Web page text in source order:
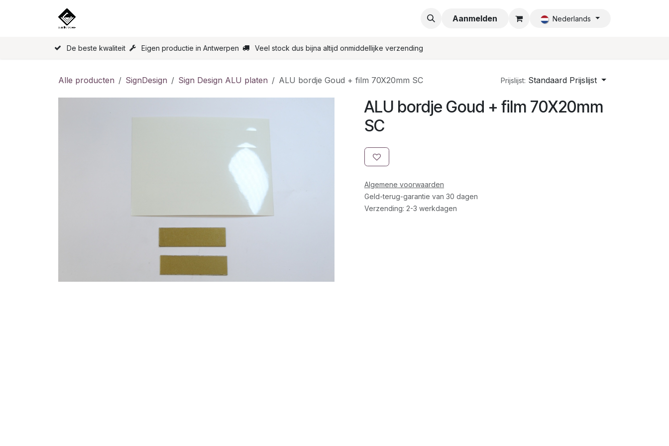
Startpagina Aanmelden Nederlands
De beste kwaliteit Eigen productie in Antwerpen Veel stock dus bijna altijd onmiddellijke verzending
Alle producten SignDesign Sign Design ALU platen ALU bordje Goud + film 70X20mm SC Prijslijst: Standaard Prijslijst
ALU bordje Goud + film 70X20mm
SC
Algemene voorwaarden
Geld-terug-garantie van 30 dagen
Verzending: 2-3 werkdagen